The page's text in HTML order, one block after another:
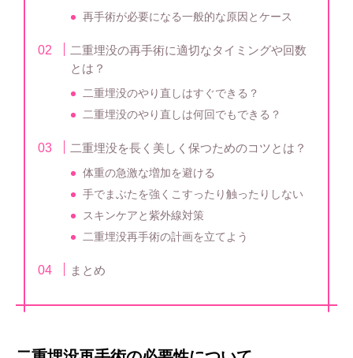
再手術が必要になる一般的な原因とケース
二重埋没の再手術に適切なタイミングや回数
とは？
二重埋没のやり直しはすぐできる？
二重埋没のやり直しは何回でもできる？
二重埋没を長く美しく保つためのコツとは？
体重の急激な増加を避ける
手でまぶたを強くこすったり触ったりしない
スキンケアと紫外線対策
二重埋没再手術の計画を立てよう
まとめ